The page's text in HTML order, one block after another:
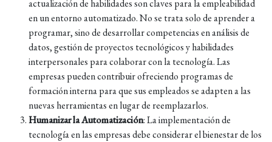
actualización de habilidades son claves para la empleabilidad
en un entorno automatizado. No se trata solo de aprender a
programar, sino de desarrollar competencias en análisis de
datos, gestión de proyectos tecnológicos y habilidades
interpersonales para colaborar con la tecnología. Las
empresas pueden contribuir ofreciendo programas de
formación interna para que sus empleados se adapten a las
nuevas herramientas en lugar de reemplazarlos.
Humanizar la Automatización: La implementación de
tecnología en las empresas debe considerar el bienestar de los